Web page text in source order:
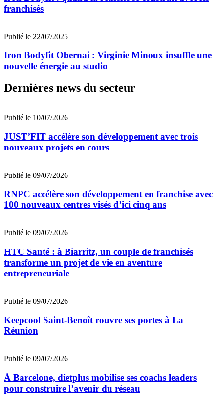
franchisés
Publié le 22/07/2025
Iron Bodyfit Obernai : Virginie Minoux insuffle une
nouvelle énergie au studio
Dernières news du secteur
Publié le 10/07/2026
JUST’FIT accélère son développement avec trois
nouveaux projets en cours
Publié le 09/07/2026
RNPC accélère son développement en franchise avec
100 nouveaux centres visés d’ici cinq ans
Publié le 09/07/2026
HTC Santé : à Biarritz, un couple de franchisés
transforme un projet de vie en aventure
entrepreneuriale
Publié le 09/07/2026
Keepcool Saint-Benoît rouvre ses portes à La
Réunion
Publié le 09/07/2026
À Barcelone, dietplus mobilise ses coachs leaders
pour construire l’avenir du réseau